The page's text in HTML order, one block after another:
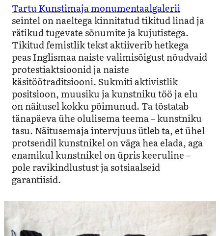
Tartu Kunstimaja monumentaalgalerii
seintel on naeltega kinnitatud tikitud linad ja
rätikud tugevate sõnumite ja kujutistega.
Tikitud femistlik tekst aktiiverib hetkega
peas Inglismaa naiste valimisõigust nõudvaid
protestiaktsioonid ja naiste
käsitöötraditsiooni. Sukmiti aktivistlik
positsioon, muusiku ja kunstniku töö ja elu
on näitusel kokku põimunud. Ta tõstatab
tänapäeva ühe olulisema teema – kunstniku
tasu. Näitusemaja intervjuus ütleb ta, et ühel
protsendil kunstnikel on väga hea elada, aga
enamikul kunstnikel on üpris keeruline –
pole ravikindlustust ja sotsiaalseid
garantiisid.